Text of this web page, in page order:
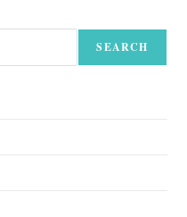
SEARCH